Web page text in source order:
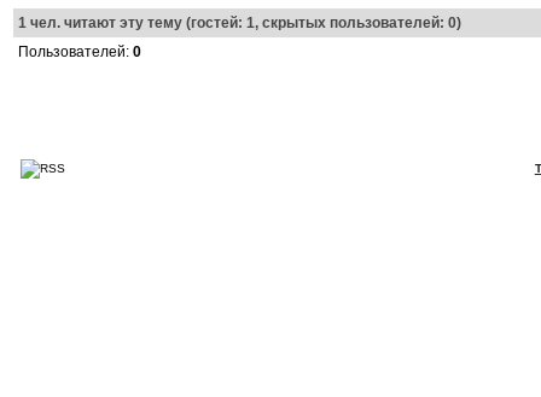
1чел. читают эту тему (гостей: 1, скрытых пользователей: 0)
Пользователей: 0